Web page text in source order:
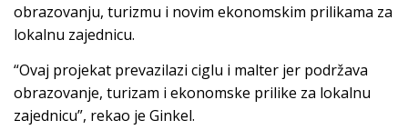
obrazovanju, turizmu i novim ekonomskim prilikama za
lokalnu zajednicu.
“Ovaj projekat prevazilazi ciglu i malter jer podržava
obrazovanje, turizam i ekonomske prilike za lokalnu
zajednicu”, rekao je Ginkel.